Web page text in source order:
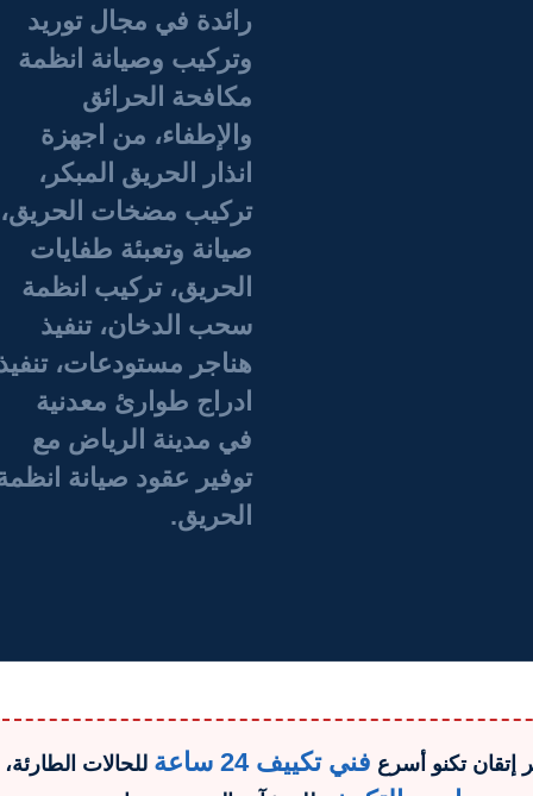
رائدة في مجال توريد
وتركيب وصيانة انظمة
مكافحة الحرائق
والإطفاء، من اجهزة
انذار الحريق المبكر،
تركيب مضخات الحريق،
صيانة وتعبئة طفايات
الحريق، تركيب انظمة
سحب الدخان، تنفيذ
هناجر مستودعات،
ادراج طوارئ معدنية
في مدينة الرياض مع
توفير عقود صيانة
الحريق.
إتقان تكنو أسرع فني تكييف 24 ساعة للحالات